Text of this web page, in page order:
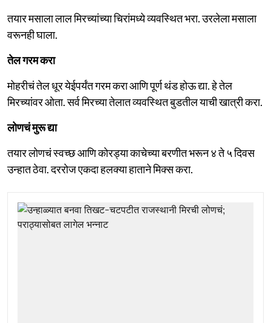
तयार मसाला लाल मिरच्यांच्या चिरांमध्ये व्यवस्थित भरा. उरलेला मसाला
वरूनही घाला.
तेल गरम करा
मोहरीचं तेल धूर येईपर्यंत गरम करा आणि पूर्ण थंड होऊ द्या. हे तेल
मिरच्यांवर ओता. सर्व मिरच्या तेलात व्यवस्थित बुडतील याची खात्री करा.
लोणचं मुरू द्या
तयार लोणचं स्वच्छ आणि कोरड्या काचेच्या बरणीत भरून ४ ते ५ दिवस
उन्हात ठेवा. दररोज एकदा हलक्या हाताने मिक्स करा.